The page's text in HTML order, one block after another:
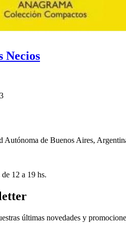
Necios
Autónoma de Buenos Aires,
12 a 19 hs.
últimas novedades y